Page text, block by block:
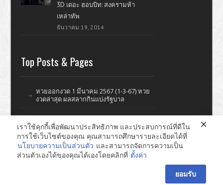
3D เดอะ ฮอบบิท: สงครามห้า
เหล่าทัพ
ธันวาคม 19, 2014
Top Posts & Pages
หวยออกงวด 1 มีนาคม 2567 (1-3-67) หวย
งวดล่าสุด ผลสลากกินแบ่งรัฐบาล
ดูหนังออนไลน์ หนังใหม่ แรงบันดาลใจ ไอที รีวิววิจารณ์หนังมั่วๆ
หาดใหญ่ ทำเว็บไซต์ © 2026
E-mail : pomsuay@gmail.com
เราใช้คุกกี้เพื่อพัฒนาประสิทธิภาพ และประสบการณ์ที่ดีใน
การใช้เว็บไซต์ของคุณ คุณสามารถศึกษารายละเอียดได้ที่
นโยบายความเป็นส่วนตัว และสามารถจัดการความเป็น
ส่วนตัวเองได้ของคุณได้เองโดยคลิกที่ ตั้งค่า
ยอมรับ